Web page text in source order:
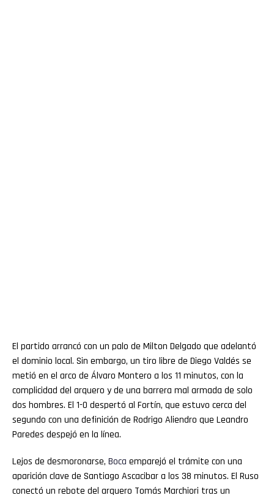
El partido arrancó con un palo de Milton Delgado que adelantó
el dominio local. Sin embargo, un tiro libre de Diego Valdés se
metió en el arco de Álvaro Montero a los 11 minutos, con la
complicidad del arquero y de una barrera mal armada de solo
dos hombres. El 1-0 despertó al Fortín, que estuvo cerca del
segundo con una definición de Rodrigo Aliendro que Leandro
Paredes despejó en la línea.
Lejos de desmoronarse, Boca emparejó el trámite con una
aparición clave de Santiago Ascacibar a los 38 minutos. El Ruso
conectó un rebote del arquero Tomás Marchiori tras un